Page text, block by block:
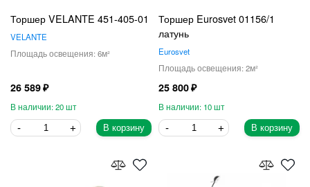
Торшер VELANTE 451-405-01
VELANTE
6
26 589
20
В корзину
Торшер Eurosvet 01156/1
латунь
Eurosvet
2
25 800
10
В корзину